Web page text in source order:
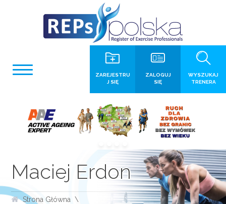
WYSZUKAJ
TRENERA
ZALOGUJ
SIĘ
ZAREJESTRU
J SIĘ
Maciej Erdon
Strona Główna